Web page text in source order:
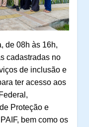
de 08h às 16h,
cadastradas no
de inclusão e
ter acesso aos
Proteção e
PAIF, bem como os